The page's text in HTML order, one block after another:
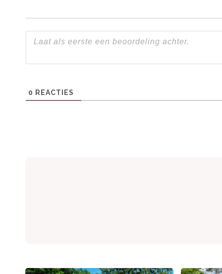
Gasten waarderen de luxe
ligging. De villa is populair vanwege de
Huisdieren:
0 REACTIES